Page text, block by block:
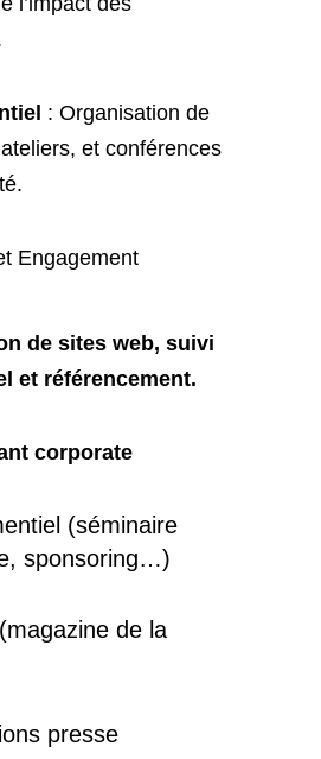
: Organisation de
et conférences
Engagement
de sites web, suivi
et référencement.
corporate
(séminaire
sponsoring…)
de la
presse